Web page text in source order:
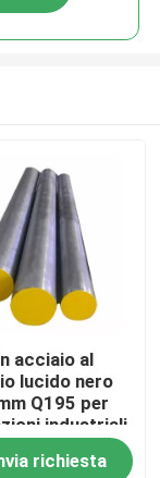
acciaio al
lucido nero
Q195 per
industriali
richiesta